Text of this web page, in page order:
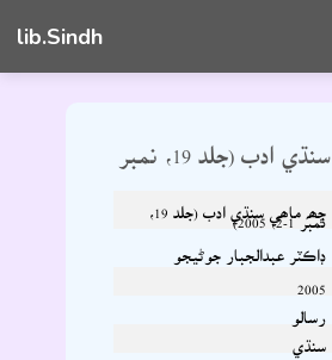
lib.Sindh
نمبر 1-2، 2005)
ڊاڪٽر عبدالجبار جوڻيجو
رسالو
سنڌي